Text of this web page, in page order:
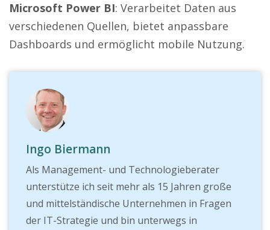
Microsoft Power BI: Verarbeitet Daten aus
verschiedenen Quellen, bietet anpassbare
Dashboards und ermöglicht mobile Nutzung.
Ingo Biermann
Als Management- und Technologieberater
unterstütze ich seit mehr als 15 Jahren große
und mittelständische Unternehmen in Fragen
der IT-Strategie und bin unterwegs in